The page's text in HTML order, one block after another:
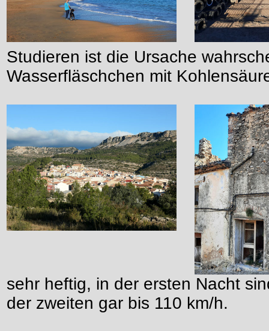
Studieren ist die Ursache
Wasserfläschchen mit
sehr heftig, in der ersten Nacht
der zweiten gar bis 110 km/h.